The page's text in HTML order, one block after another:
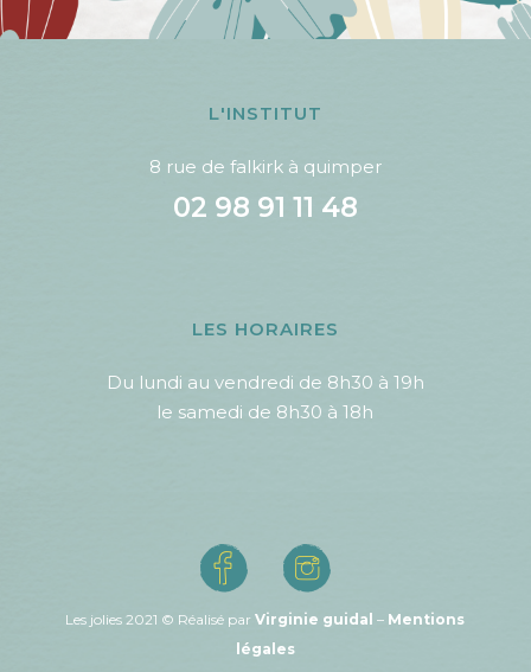
L'INSTITUT
8 rue de falkirk à quimper
02 98 91 11 48
LES HORAIRES
Du lundi au vendredi de 8h30 à 19h
le samedi de 8h30 à 18h
Les jolies 2021 © Réalisé parVirginie guidal – Mentions
légales